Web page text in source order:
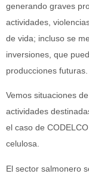
generando graves
actividades,
de vida; incluso se
inversiones, que
producciones futuras.
Vemos situaciones
actividades
el caso de
celulosa.
El sector salmonero